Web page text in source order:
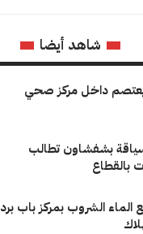
شاهد أيضا
داخل مركز صحي
بشفشاون تطالب
بالقطاع
الماء الشروب بمركز باب برد